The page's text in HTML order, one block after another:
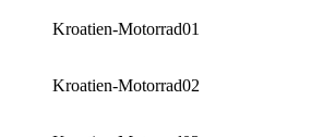
Kroatien-Motorrad01
Kroatien-Motorrad02